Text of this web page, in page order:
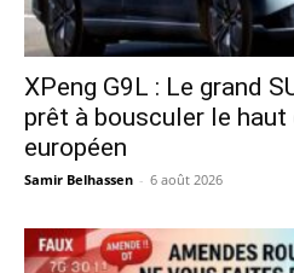
XPeng G9L : Le grand
prêt à bousculer le haut
européen
Samir Belhassen - 6 août 2026